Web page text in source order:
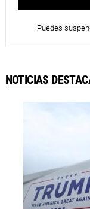
Puedes
NOTICIAS